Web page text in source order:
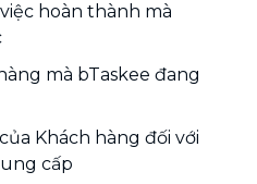
hoàn thành mà
mà bTaskee đang
Khách hàng đối với
cấp